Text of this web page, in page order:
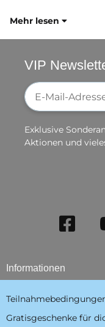
Mehr lesen
VIP
Newsletter-
Exklusive
Aktionen und
Informationen
Gratisgeschenke für